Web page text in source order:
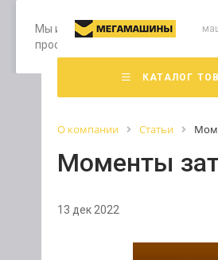
Мы используем файлы cookie,
просмотр страниц нашего сайта,
КАТАЛОГ
О компании Статьи
Моменты
13 дек 2022